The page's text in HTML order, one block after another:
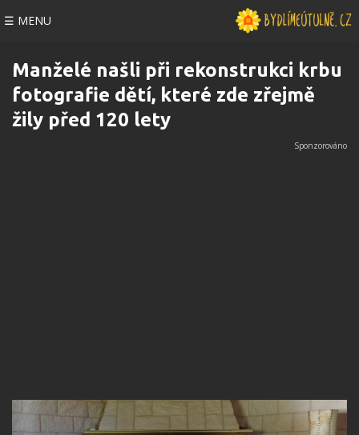
☰ MENU
Manželé našli při rekonstrukci krbu
fotografie dětí, které zde zřejmě
žily před 120 lety